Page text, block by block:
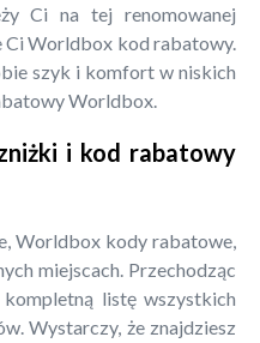
Ci na tej renomowanej
Ci Worldbox kod rabatowy.
szyk i komfort w niskich
Worldbox.
i kod rabatowy
Worldbox kody rabatowe,
miejscach. Przechodząc
listę wszystkich
Wystarczy, że znajdziesz